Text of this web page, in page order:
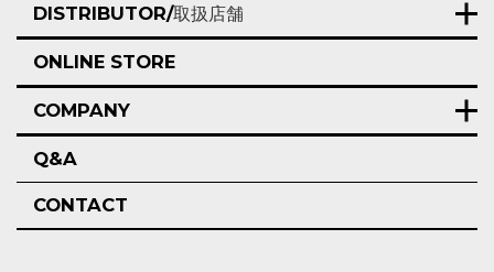
DISTRIBUTOR/取扱店舗
ONLINE STORE
COMPANY
Q&A
CONTACT